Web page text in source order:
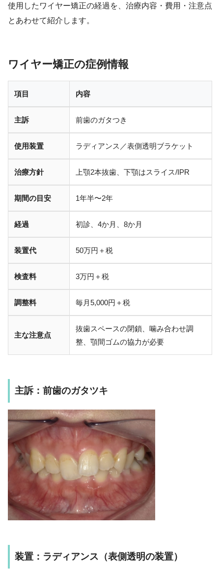
使用したワイヤー矯正の経過を、治療内容・費用・注意点
とあわせて紹介します。
ワイヤー矯正の症例情報
項目 内容
主訴 前歯のガタつき
使用装置 ラディアンス／表側透明ブラケット
治療方針 上顎2本抜歯、下顎はスライス/IPR
期間の目安 1年半〜2年
経過 初診、4か月、8か月
装置代 50万円＋税
検査料 3万円＋税
調整料 毎月5,000円＋税
主な注意点
抜歯スペースの閉鎖、噛み合わせ調
整、顎間ゴムの協力が必要
主訴：前歯のガタツキ
装置：ラディアンス（表側透明の装置）